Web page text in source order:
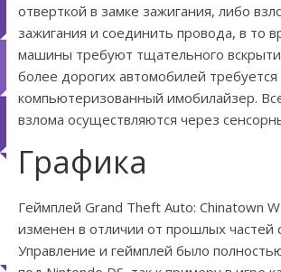
отверткой в замке зажигания, либо
зажигания и соединить провода, в то
машины требуют тщательного
более дорогих автомобилей требуется
компьютеризованный имобилайзер.
взлома осуществляются через
Графика
Геймплей Grand Theft Auto: Chinatown
изменен в отличии от прошлых частей
Управление и геймплей было